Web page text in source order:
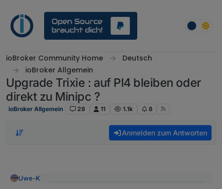
ioBroker Community Home
Deutsch
ioBroker Allgemein
Upgrade Trixie : auf PI4 bleiben oder
direkt zu Minipc ?
ioBroker Allgemein 28 11 1.1k 8
Anmelden zum Antworten
Uwe-K